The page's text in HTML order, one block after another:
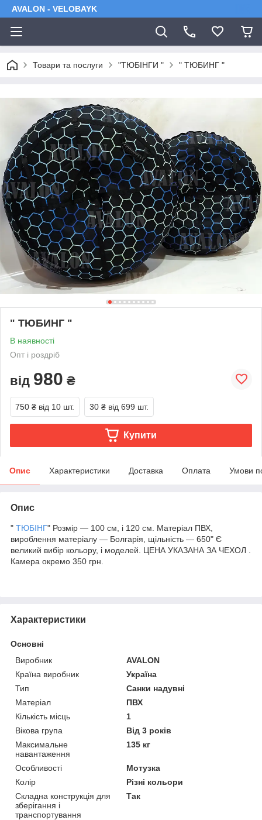
AVALON - VELOBAYK
Товари та послуги "ТЮБІНГИ " " ТЮБИНГ "
" ТЮБИНГ "
В наявності
Опт і роздріб
від 980 ₴
750 ₴ від 10 шт. 30 ₴ від 699 шт.
Купити
Опис Характеристики Доставка Оплата Умови
Опис
" ТЮБІНГ" Розмір — 100 см, і 120 см. Матеріал ПВХ,
вироблення матеріалу — Болгарія, щільність — 650" Є
великий вибір кольору, і моделей. ЦЕНА УКАЗАНА ЗА ЧЕХОЛ .
Камера окремо 350 грн.
Характеристики
Основні
Виробник
AVALON
Країна виробник
Україна
Тип
Санки надувні
Матеріал
ПВХ
Кількість місць
1
Вікова група
Від 3 років
Максимальне
навантаження
135 кг
Особливості
Мотузка
Колір
Різні кольори
Складна конструкція для
зберігання і
транспортування
Так